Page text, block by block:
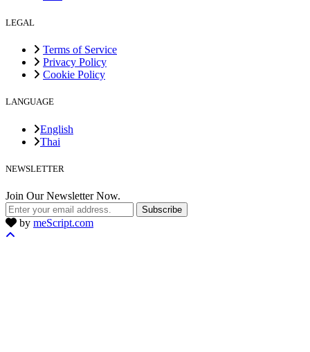
LEGAL
Terms of Service
Privacy Policy
Cookie Policy
LANGUAGE
English
Thai
NEWSLETTER
Join Our Newsletter Now.
Subscribe
by meScript.com